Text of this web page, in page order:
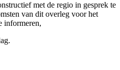
met de regio in gesprek te
van dit overleg voor het
informeren,